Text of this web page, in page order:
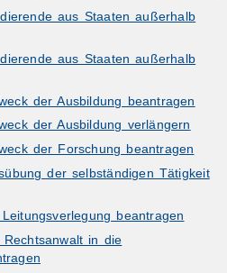
aus Staaten außerhalb
aus Staaten außerhalb
der Ausbildung beantragen
der Ausbildung verlängern
der Forschung beantragen
der selbständigen Tätigkeit
beantragen
in die